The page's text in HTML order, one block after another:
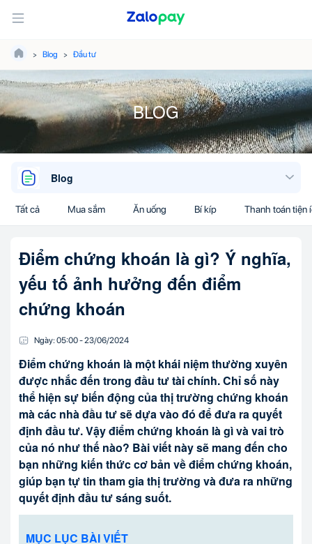
Blog Đầu tư
BLOG
Blog
Tất cả Mua sắm Ăn uống Bí kíp Thanh toán tiện
Điểm chứng khoán là gì? Ý nghĩa,
yếu tố ảnh hưởng đến điểm
chứng khoán
Ngày: 05:00-23/06/2024
Điểm chứng khoán là một khái niệm thường xuyên
được nhắc đến trong đầu tư tài chính. Chỉ số này
thể hiện sự biến động của thị trường chứng khoán
mà các nhà đầu tư sẽ dựa vào đó để đưa ra quyết
định đầu tư. Vậy điểm chứng khoán là gì và vai trò
của nó như thế nào? Bài viết này sẽ mang đến cho
bạn những kiến thức cơ bản về điểm chứng khoán,
giúp bạn tự tin tham gia thị trường và đưa ra những
quyết định đầu tư sáng suốt.
MỤC LỤC BÀI VIẾT